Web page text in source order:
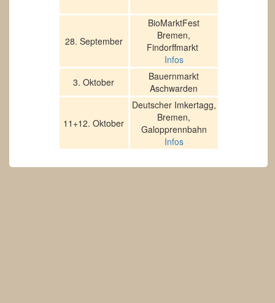
28. September
BioMarktFest
Bremen,
Findorffmarkt
Infos
3. Oktober
Bauernmarkt
Aschwarden
11+12. Oktober
Deutscher Imkertagg,
Bremen,
Galopprennbahn
Infos